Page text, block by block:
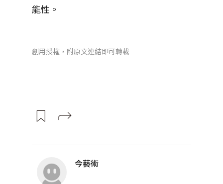
能性。
創用授權，附原文連結即可轉載
今藝術